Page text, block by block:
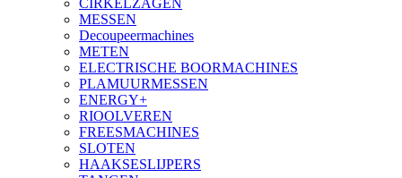
CIRKELZAGEN
MESSEN
Decoupeermachines
METEN
ELECTRISCHE BOORMACHINES
PLAMUURMESSEN
ENERGY+
RIOOLVEREN
FREESMACHINES
SLOTEN
HAAKSESLIJPERS